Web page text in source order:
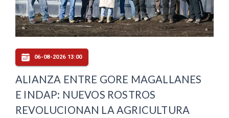
06-08-2026 13:00
ALIANZA ENTRE GORE MAGALLANES
E INDAP: NUEVOS ROSTROS
REVOLUCIONAN LA AGRICULTURA